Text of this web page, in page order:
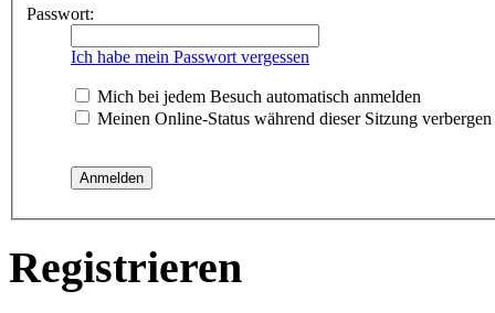
Passwort:
Ich habe mein Passwort vergessen
Mich bei jedem Besuch automatisch anmelden
Meinen Online-Status während dieser Sitzung verbergen
Registrieren